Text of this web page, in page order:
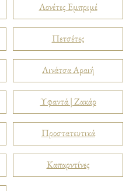
Λονέτες Εμπριμέ
Πετσέτες
Λινάτσα Αραιή
Υφαντά | Ζακάρ
Προστατευτικά
Καπαρντίνες